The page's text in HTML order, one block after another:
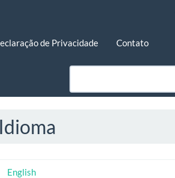
de Privacidade Contato
Idioma
English